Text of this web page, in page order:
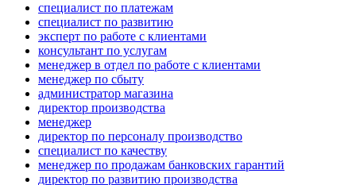
специалист по платежам
специалист по развитию
эксперт по работе с клиентами
консультант по услугам
менеджер в отдел по работе с клиентами
менеджер по сбыту
администратор магазина
директор производства
менеджер
директор по персоналу производство
специалист по качеству
менеджер по продажам банковских гарантий
директор по развитию производства